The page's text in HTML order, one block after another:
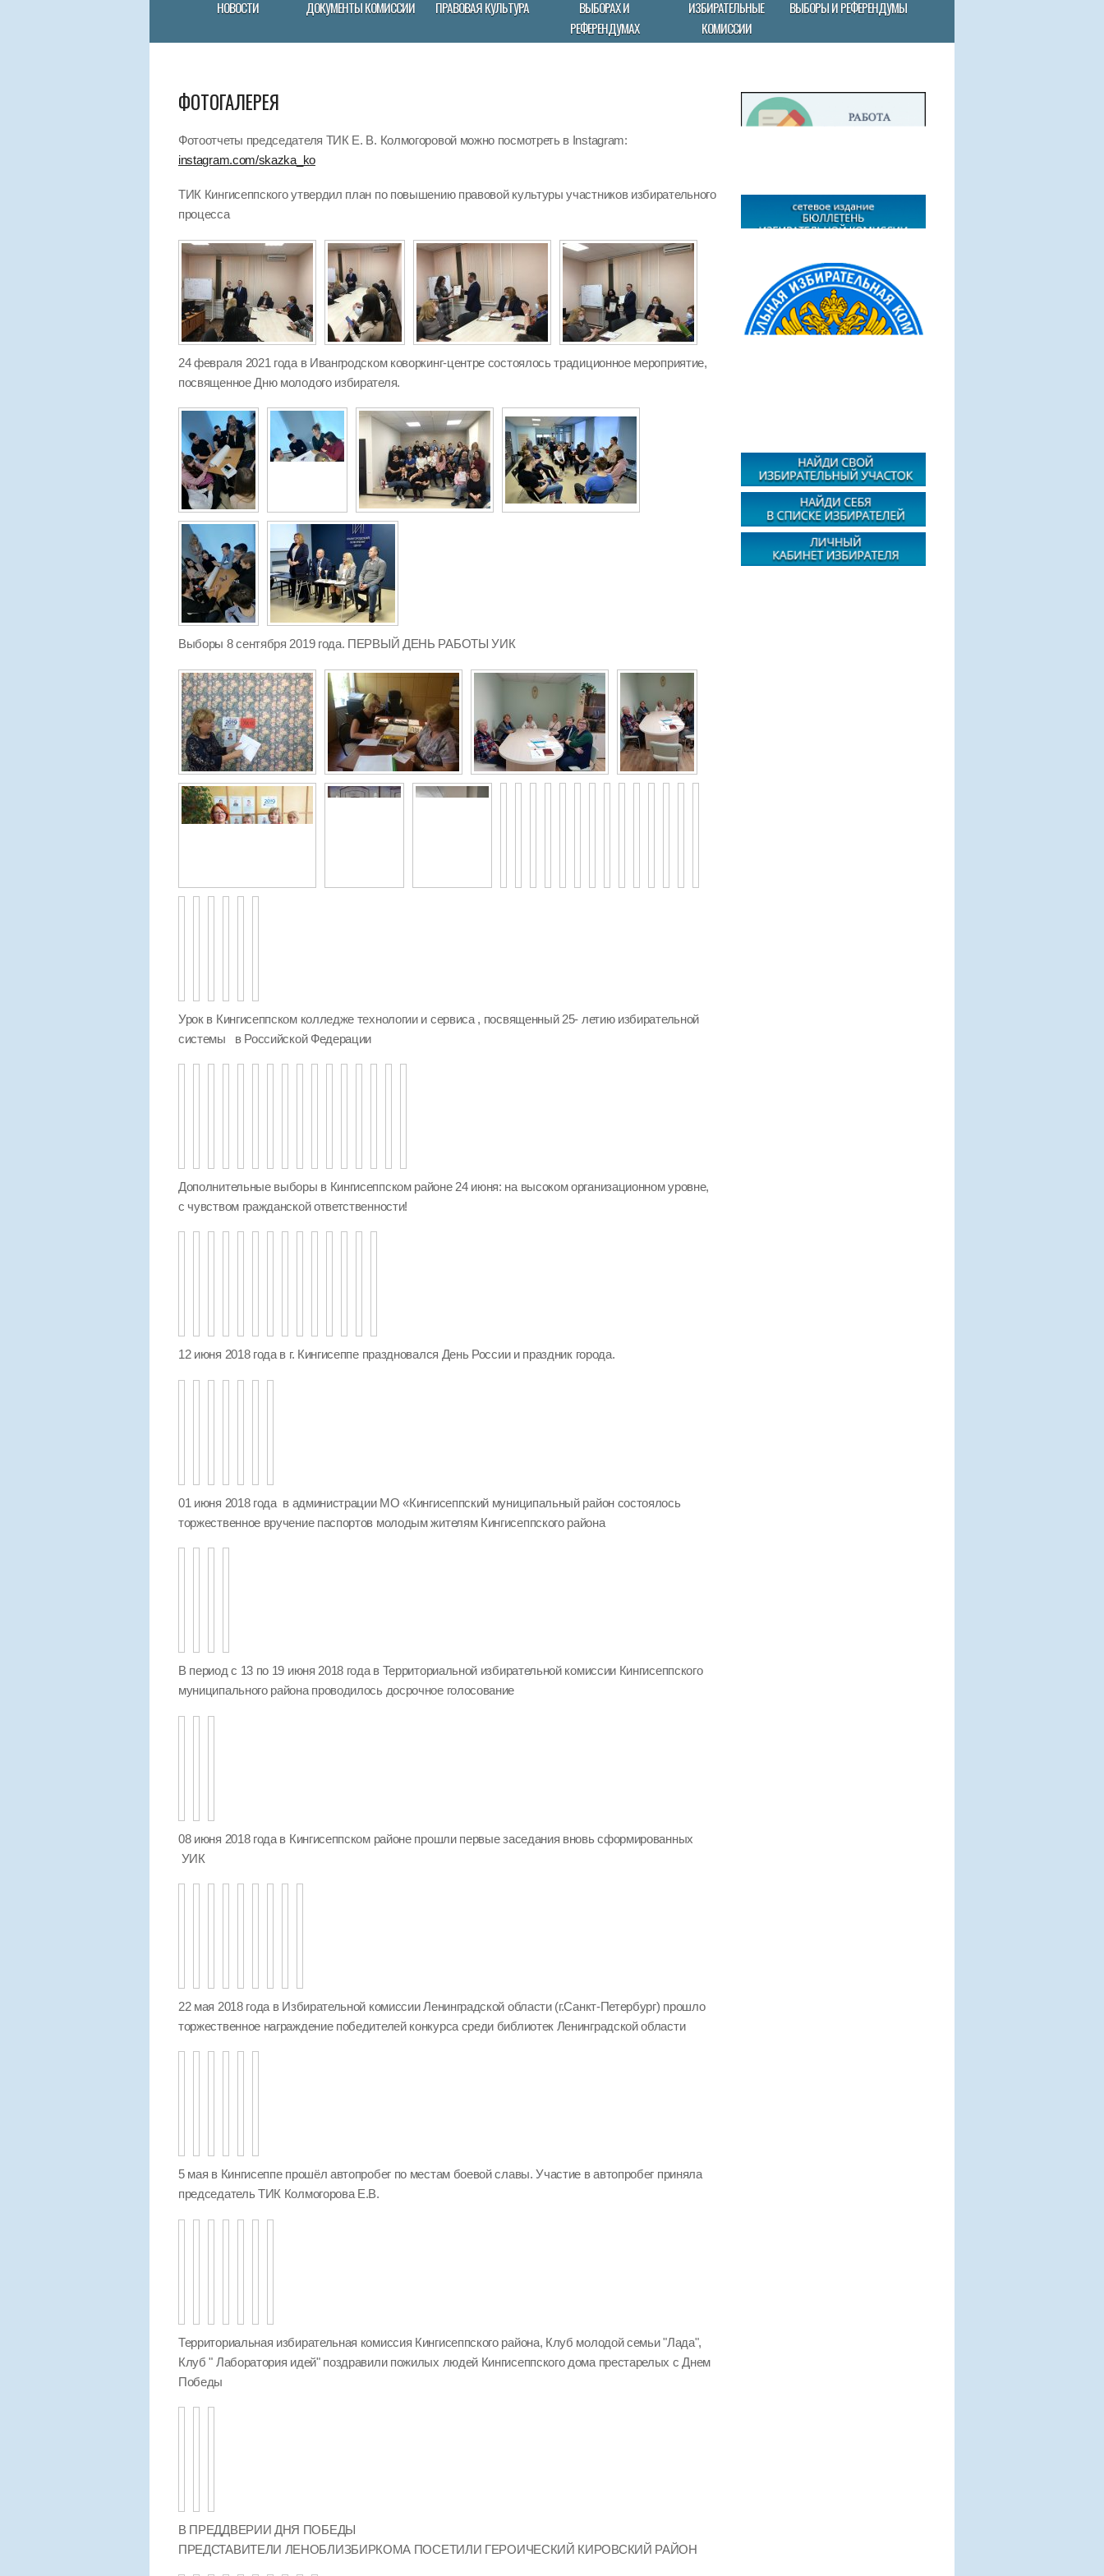
НОВОСТИ ДОКУМЕНТЫ КОМИССИИ ПРАВОВАЯ КУЛЬТУРА
ВЫБОРАХ И
РЕФЕРЕНДУМАХ
ИЗБИРАТЕЛЬНЫЕ
КОМИССИИ
ВЫБОРЫ И РЕФЕРЕНДУМЫ
ФОТОГАЛЕРЕЯ
Фотоотчеты председателя ТИК Е. В. Колмогоровой можно посмотреть в Instagram:
instagram.com/skazka_ko
ТИК Кингисеппского утвердил план по повышению правовой культуры участников избирательного
процесса
24 февраля 2021 года в Ивангродском коворкинг-центре состоялось традиционное мероприятие,
посвященное Дню молодого избирателя.
Выборы 8 сентября 2019 года. ПЕРВЫЙ ДЕНЬ РАБОТЫ УИК
Урок в Кингисеппском колледже технологии и сервиса , посвященный 25- летию избирательной
системы в Российской Федерации
Дополнительные выборы в Кингисеппском районе 24 июня: на высоком организационном уровне,
с чувством гражданской ответственности!
12 июня 2018 года в г. Кингисеппе праздновался День России и праздник города.
01 июня 2018 года в администрации МО «Кингисеппский муниципальный район состоялось
торжественное вручение паспортов молодым жителям Кингисеппского района
В период с 13 по 19 июня 2018 года в Территориальной избирательной комиссии Кингисеппского
муниципального района проводилось досрочное голосование
08 июня 2018 года в Кингисеппском районе прошли первые заседания вновь сформированных
УИК
22 мая 2018 года в Избирательной комиссии Ленинградской области (г.Санкт-Петербург) прошло
торжественное награждение победителей конкурса среди библиотек Ленинградской области
5 мая в Кингисеппе прошёл автопробег по местам боевой славы. Участие в автопробег приняла
председатель ТИК Колмогорова Е.В.
Территориальная избирательная комиссия Кингисеппского района, Клуб молодой семьи "Лада",
Клуб " Лаборатория идей" поздравили пожилых людей Кингисеппского дома престарелых с Днем
Победы
В ПРЕДДВЕРИИ ДНЯ ПОБЕДЫ
ПРЕДСТАВИТЕЛИ ЛЕНОБЛИЗБИРКОМА ПОСЕТИЛИ ГЕРОИЧЕСКИЙ КИРОВСКИЙ РАЙОН